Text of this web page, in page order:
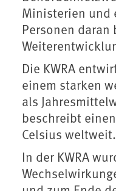
Ministerien und
Personen
Die KWRA
einem starken
als
beschreibt
Celsius
In der KWRA